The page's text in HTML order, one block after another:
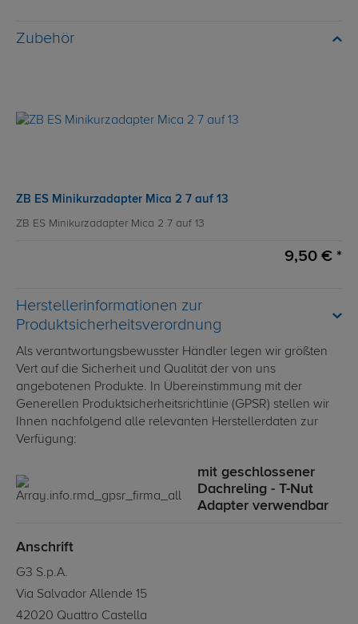
Zubehör
ZB ES Minikurzadapter Mica 2 7 auf 13
ZB ES Minikurzadapter Mica 2 7 auf 13
9,50 € *
Herstellerinformationen zur
Produktsicherheitsverordnung
Als verantwortungsbewusster Händler legen wir größten
Vert auf die Sicherheit und Qualität der von uns
angebotenen Produkte. In Übereinstimmung mit der
Generellen Produktsicherheitsrichtlinie (GPSR) stellen wir
Ihnen nachfolgend alle relevanten Herstellerdaten zur
Verfügung:
mit geschlossener
Dachreling - T-Nut
Adapter verwendbar
Anschrift
G3 S.p.A.
Via Salvador Allende 15
42020 Quattro Castella